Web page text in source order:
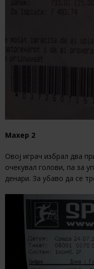
Махер 2
Oвој играч избрал два
очекувал голови, па за
денари. За убаво да се